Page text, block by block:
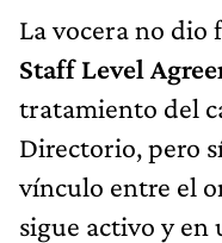
La vocera no dio
Staff Level
tratamiento del
Directorio, pero
vínculo entre el
sigue activo y en